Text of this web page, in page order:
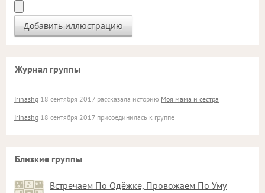
Журнал группы
Irinashg 18 сентября 2017 рассказала историю Моя мама и сестра
Irinashg 18 сентября 2017 присоединилась к группе
Близкие группы
Встречаем По Одёжке, Провожаем По Уму